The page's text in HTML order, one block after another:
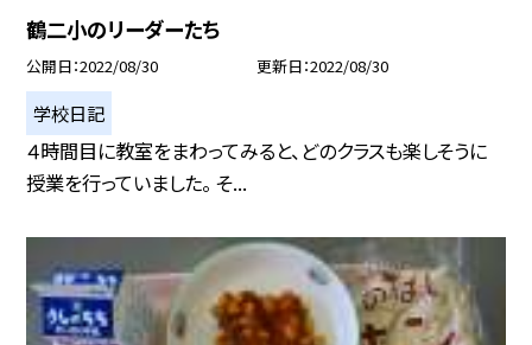
鶴二小のリーダーたち
公開日 2022/08/30 更新日 2022/08/30
学校日記
４時間目に教室をまわってみると、どのクラスも楽しそうに
授業を行っていました。 そ...